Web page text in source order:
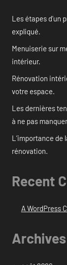
Les étapes d’un
expliqué.
Menuiserie sur
intérieur.
Rénovation
votre espace.
Les dernières
à ne pas
L’importance de
rénovation.
Recent
A WordPress
Archives